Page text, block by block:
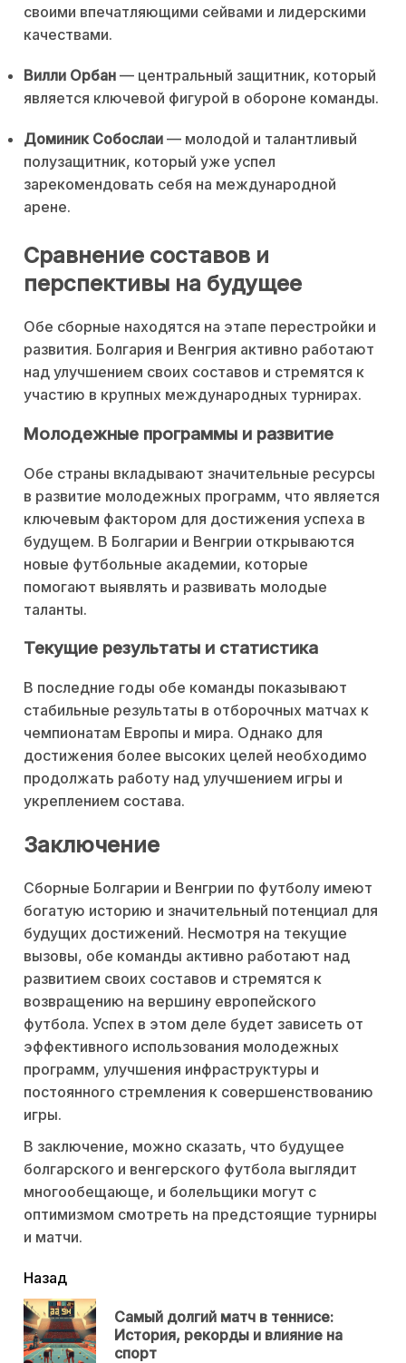
своими впечатляющими сейвами и лидерскими
качествами.
Вилли Орбан — центральный защитник, который
является ключевой фигурой в обороне команды.
Доминик Собослаи — молодой и талантливый
полузащитник, который уже успел
зарекомендовать себя на международной
арене.
Сравнение составов и
перспективы на будущее
Обе сборные находятся на этапе перестройки и
развития. Болгария и Венгрия активно работают
над улучшением своих составов и стремятся к
участию в крупных международных турнирах.
Молодежные программы и развитие
Обе страны вкладывают значительные ресурсы
в развитие молодежных программ, что является
ключевым фактором для достижения успеха в
будущем. В Болгарии и Венгрии открываются
новые футбольные академии, которые
помогают выявлять и развивать молодые
таланты.
Текущие результаты и статистика
В последние годы обе команды показывают
стабильные результаты в отборочных матчах к
чемпионатам Европы и мира. Однако для
достижения более высоких целей необходимо
продолжать работу над улучшением игры и
укреплением состава.
Заключение
Сборные Болгарии и Венгрии по футболу имеют
богатую историю и значительный потенциал для
будущих достижений. Несмотря на текущие
вызовы, обе команды активно работают над
развитием своих составов и стремятся к
возвращению на вершину европейского
футбола. Успех в этом деле будет зависеть от
эффективного использования молодежных
программ, улучшения инфраструктуры и
постоянного стремления к совершенствованию
игры.
В заключение, можно сказать, что будущее
болгарского и венгерского футбола выглядит
многообещающе, и болельщики могут с
оптимизмом смотреть на предстоящие турниры
и матчи.
читать
еще
Назад
Самый долгий матч в теннисе:
История, рекорды и влияние на
спорт